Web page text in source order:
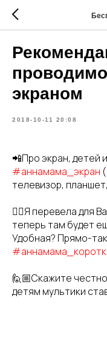
экраном
2018-10-11 20:08
📲Про экран, детей
#аннамама_экран
телевизор,
👉🏻Я перевела для
теперь там будет
Удобная? Прямо-
🙋🏼Скажите
детям мультики